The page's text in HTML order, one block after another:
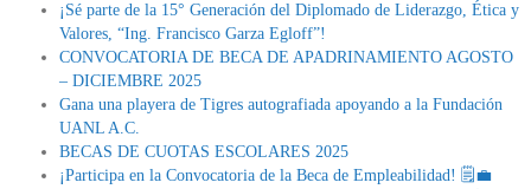
¡Sé parte de la 15° Generación del Diplomado de Liderazgo, Ética y
Valores, “Ing. Francisco Garza Egloff”!
CONVOCATORIA DE BECA DE APADRINAMIENTO AGOSTO
– DICIEMBRE 2025
Gana una playera de Tigres autografiada apoyando a la Fundación
UANL A.C.
BECAS DE CUOTAS ESCOLARES 2025
¡Participa en la Convocatoria de la Beca de Empleabilidad! 🗒💼